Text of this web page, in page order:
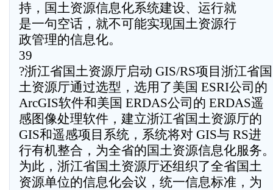
持，国土资源信息化系统建设、运行就
是一句空话，就不可能实现国土资源行
政管理的信息化。
39
?浙江省国土资源厅启动 GIS/RS项目浙江省国
土资源厅通过选型，选用了美国 ESRI公司的
ArcGIS软件和美国 ERDAS公司的 ERDAS遥
感图像处理软件，建立浙江省国土资源厅的
GIS和遥感项目系统，系统将对 GIS与 RS进
行有机整合，为全省的国土资源信息化服务
为此，浙江省国土资源厅还组织了全省国土
资源单位的信息化会议，统一信息标准，为